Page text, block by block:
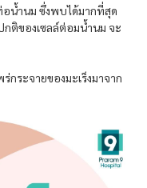
อน้ำนม ซึ่งพบได้มากที่สุด
กติของเซลล์ต่อมน้ำนม จะ
กระจายของมะเร็งมาจาก